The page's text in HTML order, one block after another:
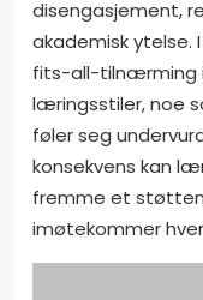
disengasjement,
akademisk ytelse.
fits-all-tilnærming
læringsstiler, noe
føler seg
konsekvens kan
fremme et
imøtekommer